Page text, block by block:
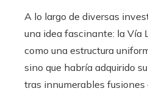
A lo largo de diversas
una idea fascinante: la Vía
como una estructura
sino que habría adquirido
tras innumerables fusiones